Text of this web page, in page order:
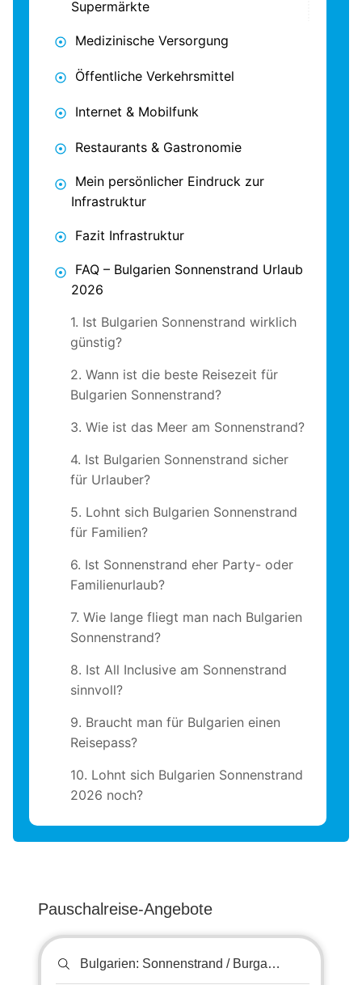
Supermärkte
Medizinische Versorgung
Öffentliche Verkehrsmittel
Internet & Mobilfunk
Restaurants & Gastronomie
Mein persönlicher Eindruck zur
Infrastruktur
Fazit Infrastruktur
FAQ – Bulgarien Sonnenstrand Urlaub
2026
1. Ist Bulgarien Sonnenstrand wirklich
günstig?
2. Wann ist die beste Reisezeit für
Bulgarien Sonnenstrand?
3. Wie ist das Meer am Sonnenstrand?
4. Ist Bulgarien Sonnenstrand sicher
für Urlauber?
5. Lohnt sich Bulgarien Sonnenstrand
für Familien?
6. Ist Sonnenstrand eher Party- oder
Familienurlaub?
7. Wie lange fliegt man nach Bulgarien
Sonnenstrand?
8. Ist All Inclusive am Sonnenstrand
sinnvoll?
9. Braucht man für Bulgarien einen
Reisepass?
10. Lohnt sich Bulgarien Sonnenstrand
2026 noch?